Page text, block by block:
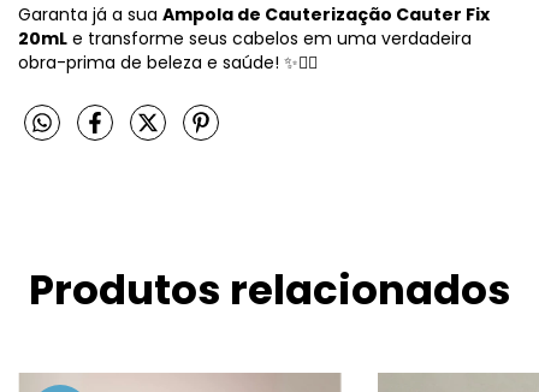
Garanta já a sua Ampola de Cauterização Cauter Fix
20mL e transforme seus cabelos em uma verdadeira
obra-prima de beleza e saúde! ✨💆‍♀️
Produtos relacionados